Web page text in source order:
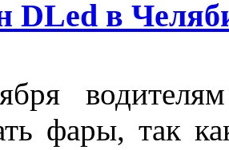
DLed в
фары, так